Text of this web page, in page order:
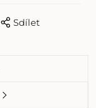
Sdílet